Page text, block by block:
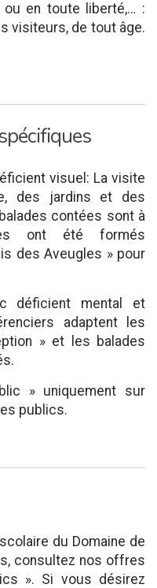
ou en toute liberté,… :
visiteurs, de tout âge.
visuel: La visite
des jardins et des
contées sont à
ont été formés
des Aveugles » pour
déficient mental et
adaptent les
» et les balades
» uniquement sur
publics.
du Domaine de
consultez nos offres
». Si vous désirez